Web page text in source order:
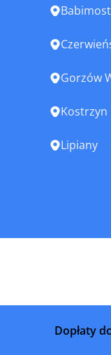
Babimost
Gorzów
Kostrzyn
Lipiany
Dopłaty